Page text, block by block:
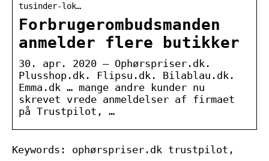
tusinder-lok…
Forbrugerombudsmanden
anmelder flere butikker
30. apr. 2020 — Ophørspriser.dk.
Plusshop.dk. Flipsu.dk. Bilablau.dk.
Emma.dk … mange andre kunder nu
skrevet vrede anmeldelser af firmaet
på Trustpilot, …
Keywords: ophørspriser.dk trustpilot,